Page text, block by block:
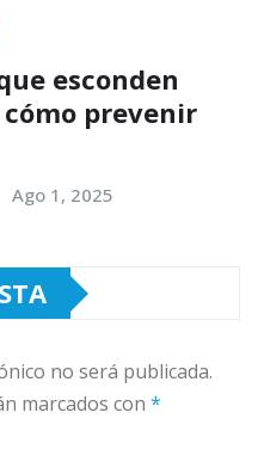
esconden
prevenir
Ago 1, 2025
no será publicada.
marcados con *